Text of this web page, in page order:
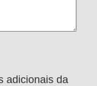
adicionais da